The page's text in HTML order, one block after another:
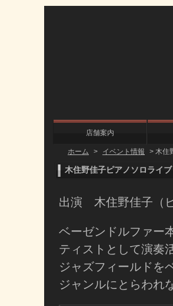
店舗案内
ホーム > イベント情報 > 木住
木住野佳子ピアノソロライ
出演 木住野佳子（ピ
ベーゼンドルファー
ティストとして演奏
ジャズフィールドを
ジャンルにとらわれ